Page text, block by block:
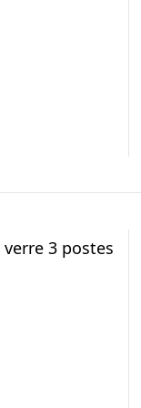
3 postes